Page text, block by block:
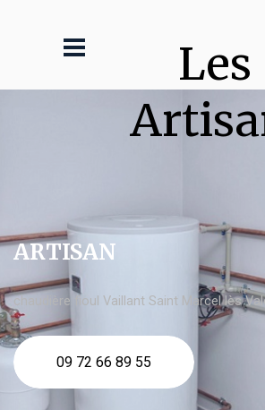
Les
ARTISAN
chaudière fioul Vaillant Saint Marcel lès
09 72 66 89 55